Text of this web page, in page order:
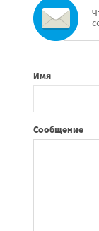
Имя
Сообщение